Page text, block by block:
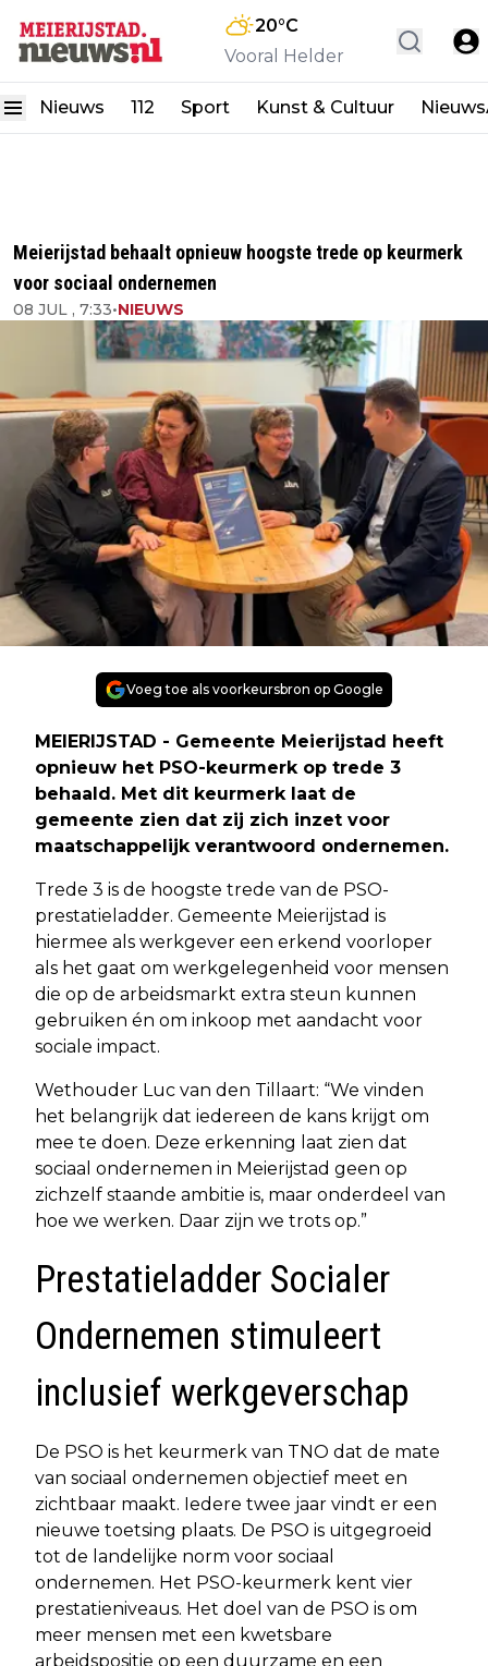
20°C
Vooral Helder
Nieuws 112 Sport Kunst & Cultuur
Meierijstad behaalt opnieuw hoogste trede op keurmerk
voor sociaal ondernemen
08 JUL , 7:33•NIEUWS
Voeg toe als voorkeursbron op Google
MEIERIJSTAD - Gemeente Meierijstad heeft
opnieuw het PSO-keurmerk op trede 3
behaald. Met dit keurmerk laat de
gemeente zien dat zij zich inzet voor
maatschappelijk verantwoord ondernemen.
Trede 3 is de hoogste trede van de PSO-
prestatieladder. Gemeente Meierijstad is
hiermee als werkgever een erkend voorloper
als het gaat om werkgelegenheid voor mensen
die op de arbeidsmarkt extra steun kunnen
gebruiken én om inkoop met aandacht voor
sociale impact.
Wethouder Luc van den Tillaart: “We vinden
het belangrijk dat iedereen de kans krijgt om
mee te doen. Deze erkenning laat zien dat
sociaal ondernemen in Meierijstad geen op
zichzelf staande ambitie is, maar onderdeel van
hoe we werken. Daar zijn we trots op.”
Prestatieladder Socialer
Ondernemen stimuleert
inclusief werkgeverschap
De PSO is het keurmerk van TNO dat de mate
van sociaal ondernemen objectief meet en
zichtbaar maakt. Iedere twee jaar vindt er een
nieuwe toetsing plaats. De PSO is uitgegroeid
tot de landelijke norm voor sociaal
ondernemen. Het PSO-keurmerk kent vier
prestatieniveaus. Het doel van de PSO is om
meer mensen met een kwetsbare
arbeidspositie op een duurzame en een